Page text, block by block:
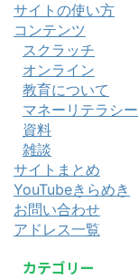
サイトの使い方
コンテンツ
スクラッチ
オンライン
教育について
マネーリテラシー
資料
雑談
サイトまとめ
YouTubeきらめき
お問い合わせ
アドレス一覧
カテゴリー